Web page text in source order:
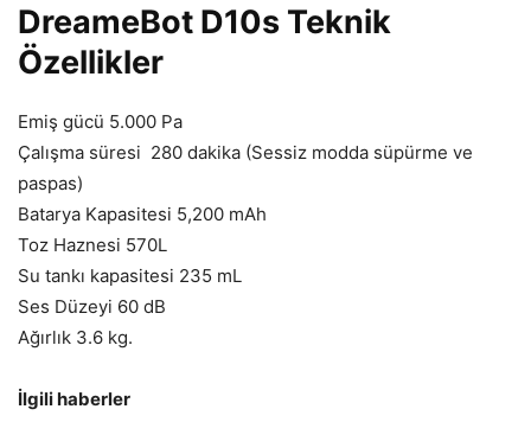
DreameBot D10s Teknik
Özellikler
Emiş gücü 5.000 Pa
Çalışma süresi 280 dakika (Sessiz modda süpürme ve
paspas)
Batarya Kapasitesi 5,200 mAh
Toz Haznesi 570L
Su tankı kapasitesi 235 mL
Ses Düzeyi 60 dB
Ağırlık 3.6 kg.
İlgili haberler